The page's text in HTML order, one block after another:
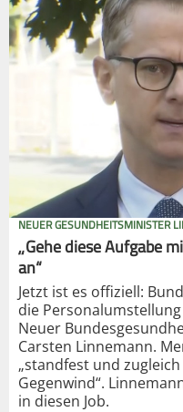
NEUER GESUNDHEITSMINISTER
„Gehe diese Aufgabe
an“
Jetzt ist es offiziell:
die
Neuer
Carsten Linnemann.
„standfest und
Gegenwind“.
in diesen Job.